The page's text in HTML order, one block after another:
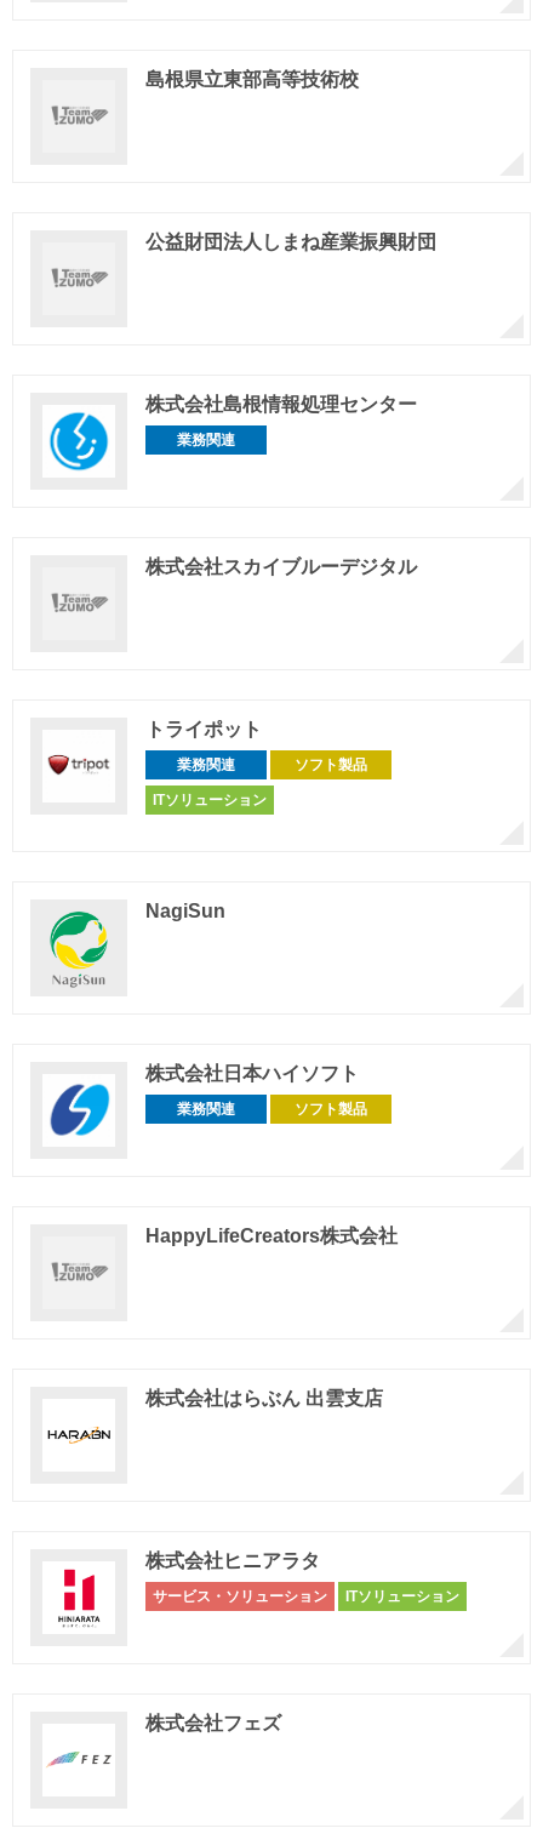
島根県立東部高等技術校
公益財団法人しまね産業振興財団
株式会社島根情報処理センター
業務関連
株式会社スカイブルーデジタル
トライポット
業務関連 ソフト製品
ITソリューション
NagiSun
株式会社日本ハイソフト
業務関連 ソフト製品
HappyLifeCreators株式会社
株式会社はらぶん 出雲支店
株式会社ヒニアラタ
サービス・ソリューション ITソリューション
株式会社フェズ